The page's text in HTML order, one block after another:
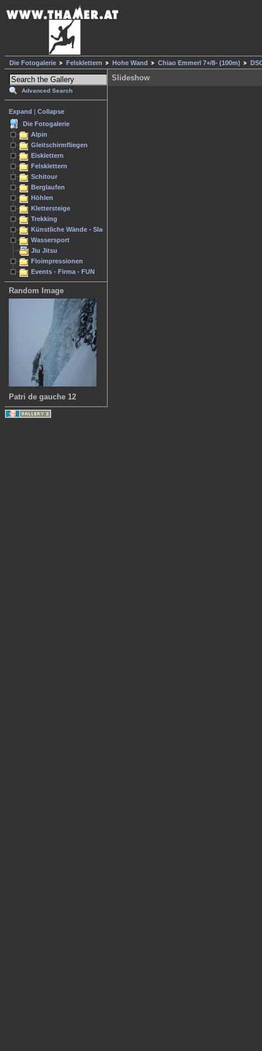
Die Fotogalerie Felsklettern Hohe Wand Chiao Emmerl 7+/8- (100m)
Advanced Search
Expand
Collapse
Die Fotogalerie
Alpin
Gleitschirmfliegen
Eisklettern
Felsklettern
Schitour
Berglaufen
Höhlen
Klettersteige
Trekking
Künstliche Wände - Slacken
Wassersport
Jiu Jitsu
Floimpressionen
Events - Firma - FUN
Random Image
Patri de gauche 12
Slideshow